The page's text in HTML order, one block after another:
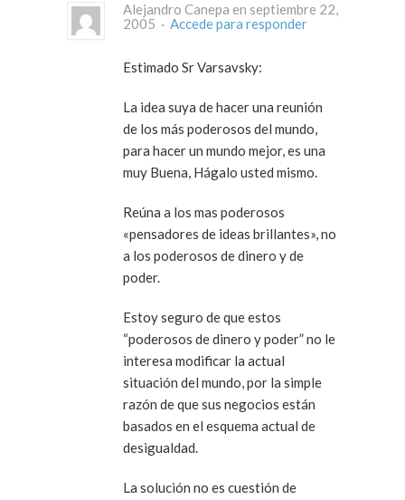
Alejandro Canepa en septiembre 22,
2005 · Accede para responder
Estimado Sr Varsavsky:
La idea suya de hacer una reunión
de los más poderosos del mundo,
para hacer un mundo mejor, es una
muy Buena, Hágalo usted mismo.
Reúna a los mas poderosos
«pensadores de ideas brillantes», no
a los poderosos de dinero y de
poder.
Estoy seguro de que estos
“poderosos de dinero y poder” no le
interesa modificar la actual
situación del mundo, por la simple
razón de que sus negocios están
basados en el esquema actual de
desigualdad.
La solución no es cuestión de